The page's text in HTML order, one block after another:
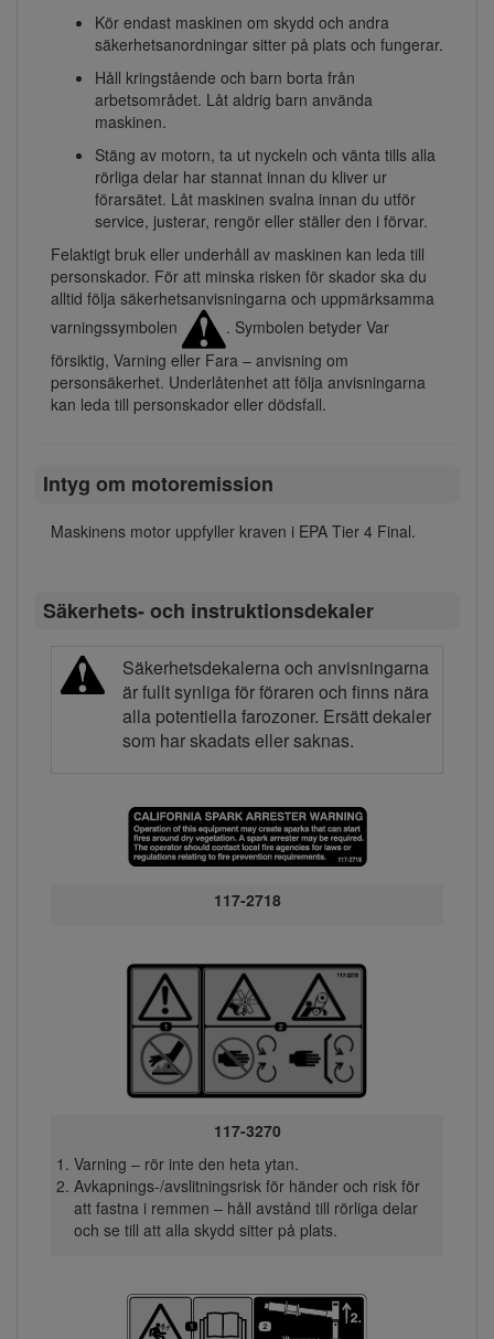
Kör endast maskinen om skydd och andra
säkerhetsanordningar sitter på plats och fungerar.
Håll kringstående och barn borta från
arbetsområdet. Låt aldrig barn använda
maskinen.
Stäng av motorn, ta ut nyckeln och vänta tills alla
rörliga delar har stannat innan du kliver ur
förarsätet. Låt maskinen svalna innan du utför
service, justerar, rengör eller ställer den i förvar.
Felaktigt bruk eller underhåll av maskinen kan leda till
personskador. För att minska risken för skador ska du
alltid följa säkerhetsanvisningarna och uppmärksamma
varningssymbolen
. Symbolen betyder Var
försiktig, Varning eller Fara – anvisning om
personsäkerhet. Underlåtenhet att följa anvisningarna
kan leda till personskador eller dödsfall.
Intyg om motoremission
Maskinens motor uppfyller kraven i EPA Tier 4 Final.
Säkerhets- och instruktionsdekaler
Säkerhetsdekalerna och anvisningarna
är fullt synliga för föraren och finns nära
alla potentiella farozoner. Ersätt dekaler
som har skadats eller saknas.
117-2718
117-3270
Varning – rör inte den heta ytan.
Avkapnings-/avslitningsrisk för händer och risk för
att fastna i remmen – håll avstånd till rörliga delar
och se till att alla skydd sitter på plats.